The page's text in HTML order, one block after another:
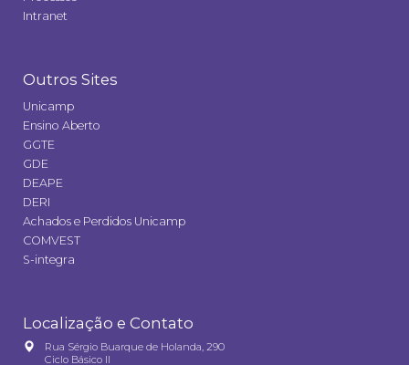
Intranet
Outros Sites
Unicamp
Ensino Aberto
GGTE
GDE
DEAPE
DERI
Achados e Perdidos Unicamp
COMVEST
S-integra
Localização e Contato
Rua Sérgio Buarque de Holanda, 290
Ciclo Básico II